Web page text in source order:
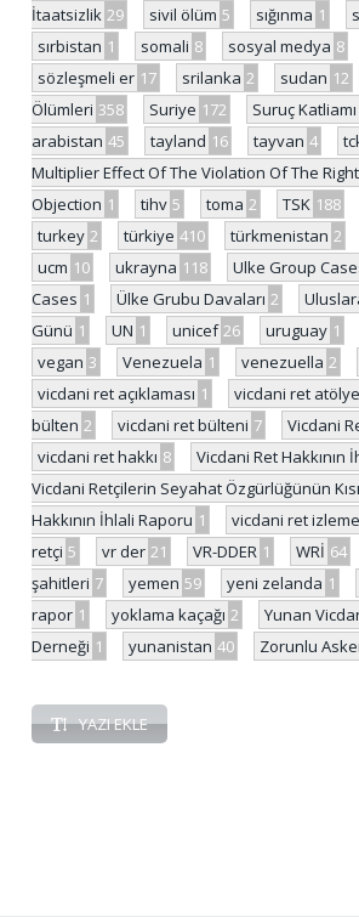
İtaatsizlik 29 sivil ölüm 5 sığınma 1
sırbistan 1 somali 8 sosyal medya 8
sözleşmeli er 17 srilanka 2 sudan 12
Ölümleri 358 Suriye 172 Suruç Katliamı
arabistan 45 tayland 16 tayvan 4
Multiplier Effect Of The Violation Of The
Objection 1 tihv 5 toma 2 TSK 188
turkey 2 türkiye 410 türkmenistan 2
ucm 10 ukrayna 118 Ulke Group
Cases 1 Ülke Grubu Davaları 2
Günü 1 UN 1 unicef 26 uruguay 1
vegan 3 Venezuela 1 venezuella 2
vicdani ret açıklaması 1 vicdani ret
bülten 2 vicdani ret bülteni 7 Vicdani
vicdani ret hakkı 8
Vicdani Ret Hakkının
Vicdani Retçilerin Seyahat Özgürlüğünün
Hakkının İhlali Raporu 1 vicdani ret izleme
retçi 5 vr der 21 VR-DDER 1 WRİ 64
şahitleri 7 yemen 59 yeni zelanda 1
rapor 1 yoklama kaçağı 2
Yunan
Derneği 1 yunanistan 40 Zorunlu
YAZI EKLE